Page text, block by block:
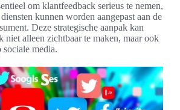
om klantfeedback serieus te nemen,
kunnen worden aangepast aan de
Deze strategische aanpak kan
niet alleen zichtbaar te maken, maar ook
sociale media.